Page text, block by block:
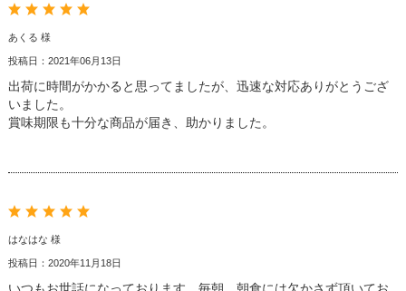
あくる 様
投稿日：2021年06月13日
出荷に時間がかかると思ってましたが、迅速な対応ありがとうござ
いました。
賞味期限も十分な商品が届き、助かりました。
はなはな 様
投稿日：2020年11月18日